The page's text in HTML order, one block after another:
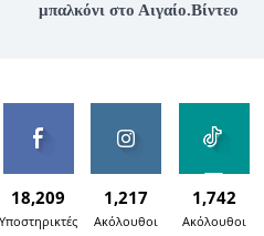
μπαλκόνι στο Αιγαίο.Βίντεο
18,209
Υποστηρικτές
1,217
Ακόλουθοι
1,742
Ακόλουθοι